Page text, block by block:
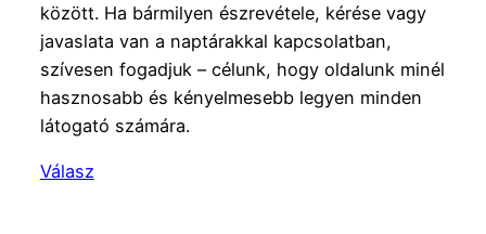
között. Ha bármilyen észrevétele, kérése vagy
javaslata van a naptárakkal kapcsolatban,
szívesen fogadjuk – célunk, hogy oldalunk minél
hasznosabb és kényelmesebb legyen minden
látogató számára.
Válasz